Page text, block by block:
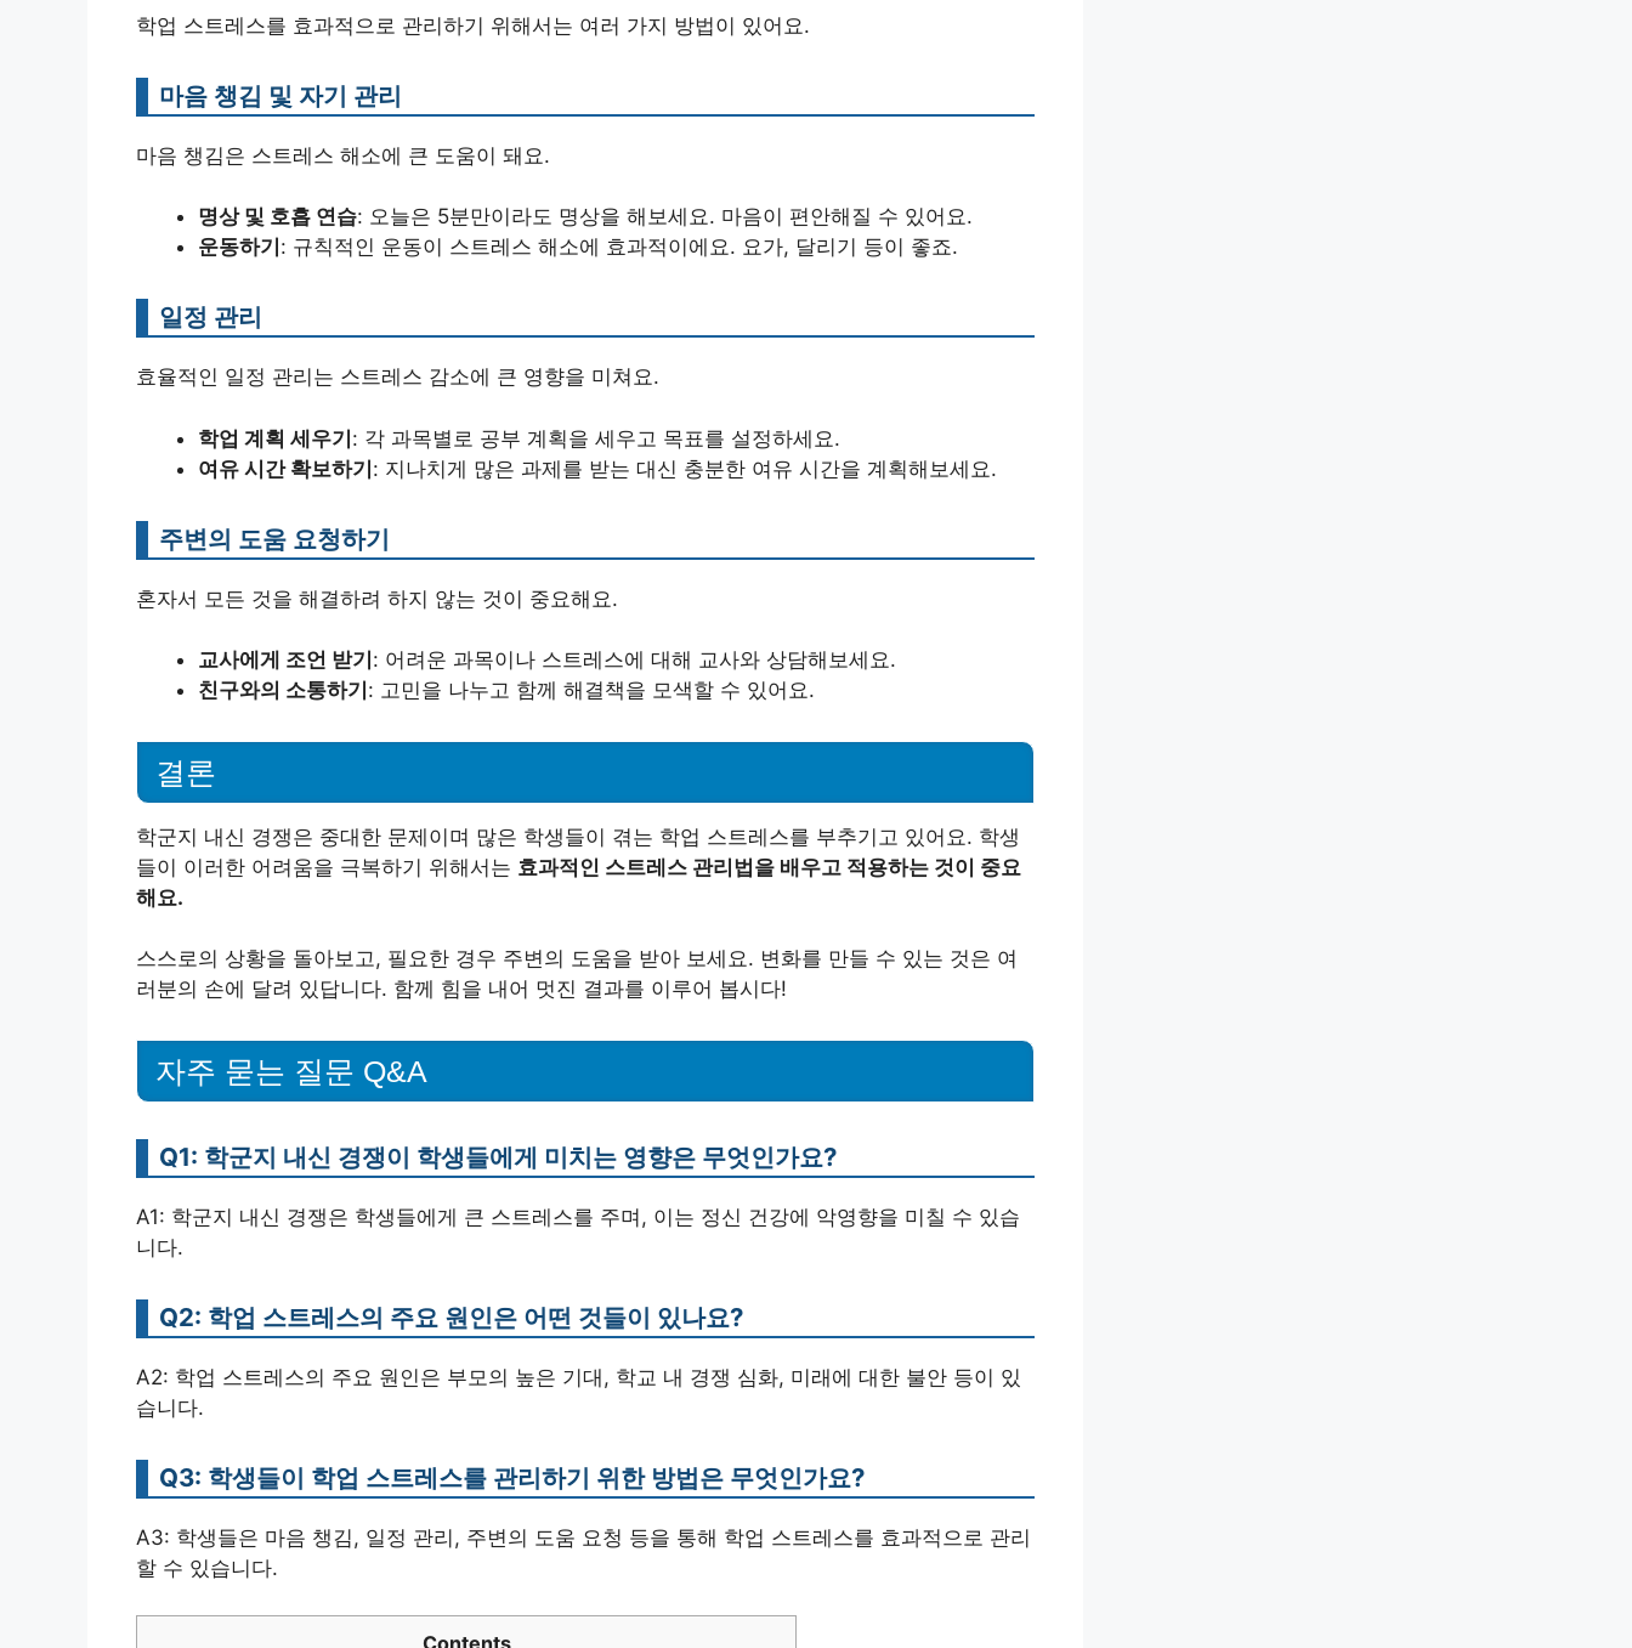
학업 스트레스를 효과적으로 관리하기 위해서는 여러 가지 방법이 있어요.
마음 챙김 및 자기 관리
마음 챙김은 스트레스 해소에 큰 도움이 돼요.
명상 및 호흡 연습: 오늘은 5분만이라도 명상을 해보세요. 마음이 편안해질 수 있어요.
운동하기 : 규칙적인 운동이 스트레스 해소에 효과적이에요. 요가, 달리기 등이 좋죠.
일정 관리
효율적인 일정 관리는 스트레스 감소에 큰 영향을 미쳐요.
학업 계획 세우기: 각 과목별로 공부 계획을 세우고 목표를 설정하세요.
여유 시간 확보하기: 지나치게 많은 과제를 받는 대신 충분한 여유 시간을 계획해보세요.
주변의 도움 요청하기
혼자서 모든 것을 해결하려 하지 않는 것이 중요해요.
교사에게 조언 받기 : 어려운 과목이나 스트레스에 대해 교사와 상담해보세요.
친구와의 소통하기 : 고민을 나누고 함께 해결책을 모색할 수 있어요.
결론
학군지 내신 경쟁은 중대한 문제이며 많은 학생들이 겪는 학업 스트레스를 부추기고 있어요. 학생
들이 이러한 어려움을 극복하기 위해서는 효과적인 스트레스 관리법을 배우고 적용하는 것이 중요
해요.
스스로의 상황을 돌아보고, 필요한 경우 주변의 도움을 받아 보세요. 변화를 만들 수 있는 것은 여
러분의 손에 달려 있답니다. 함께 힘을 내어 멋진 결과를 이루어 봅시다!
자주 묻는 질문 Q&A
Q1: 학군지 내신 경쟁이 학생들에게 미치는 영향은 무엇인가요?
A1: 학군지 내신 경쟁은 학생들에게 큰 스트레스를 주며, 이는 정신 건강에 악영향을 미칠 수 있습
니다.
Q2: 학업 스트레스의 주요 원인은 어떤 것들이 있나요?
A2: 학업 스트레스의 주요 원인은 부모의 높은 기대, 학교 내 경쟁 심화, 미래에 대한 불안 등이 있
습니다.
Q3: 학생들이 학업 스트레스를 관리하기 위한 방법은 무엇인가요?
A3: 학생들은 마음 챙김, 일정 관리, 주변의 도움 요청 등을 통해 학업 스트레스를 효과적으로 관리
할 수 있습니다.
Contents